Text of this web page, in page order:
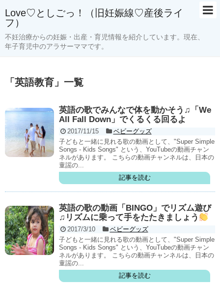
Love♡としごっ！（旧妊娠線♡産後ライ
フ）
不妊治療からの妊娠・出産・育児情報を紹介しています。現在、
年子育児中のアラサーママです。
「 英語教育 」 一覧
英語の歌でみんなで体を動かそう♫「We
All Fall Down」でくるくる回るよ
2017/11/15
ベビーグッズ
子どもと一緒に見れる歌の動画として、"Super Simple
Songs - Kids Songs" という、YouTubeの動画チャン
ネルがあります。 こちらの動画チャンネルは、日本の
童謡の...
記事を読む
英語の歌の動画「BINGO」でリズム遊び
♫リズムに乗って手をたたきましょう
2017/3/10
ベビーグッズ
子どもと一緒に見れる歌の動画として、"Super Simple
Songs - Kids Songs" という、YouTubeの動画チャン
ネルがあります。 こちらの動画チャンネルは、日本の
童謡の...
記事を読む
ホーム
育児
予防接種
感染症
お出かけ
絵本のレビュー
出産